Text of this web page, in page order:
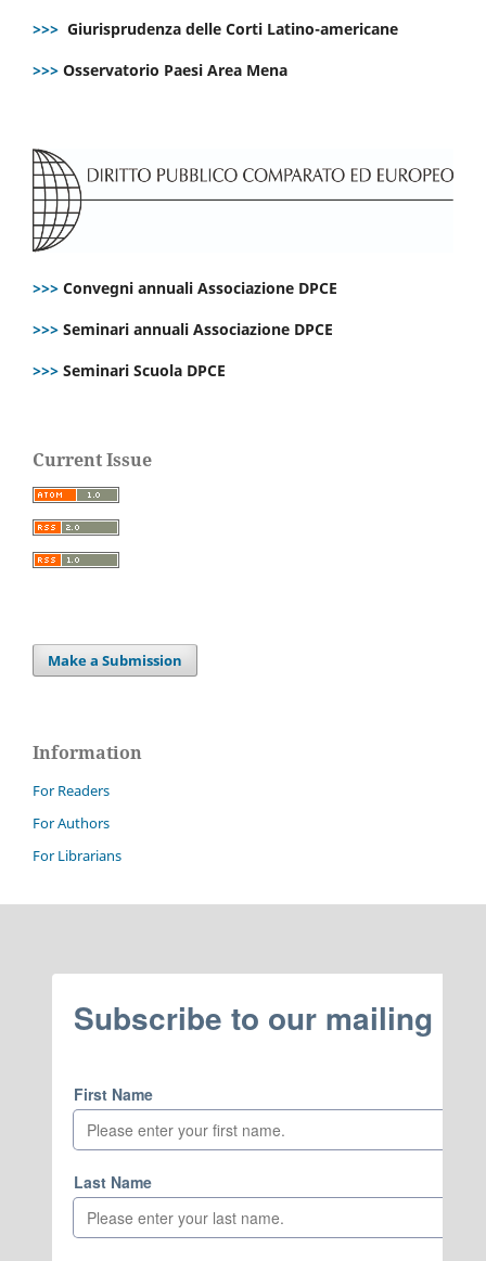
>>> Giurisprudenza delle Corti Latino-americane
>>> Osservatorio Paesi Area Mena
>>> Convegni annuali Associazione DPCE
>>> Seminari annuali Associazione DPCE
>>> Seminari Scuola DPCE
Current Issue
Make a Submission
Information
For Readers
For Authors
For Librarians